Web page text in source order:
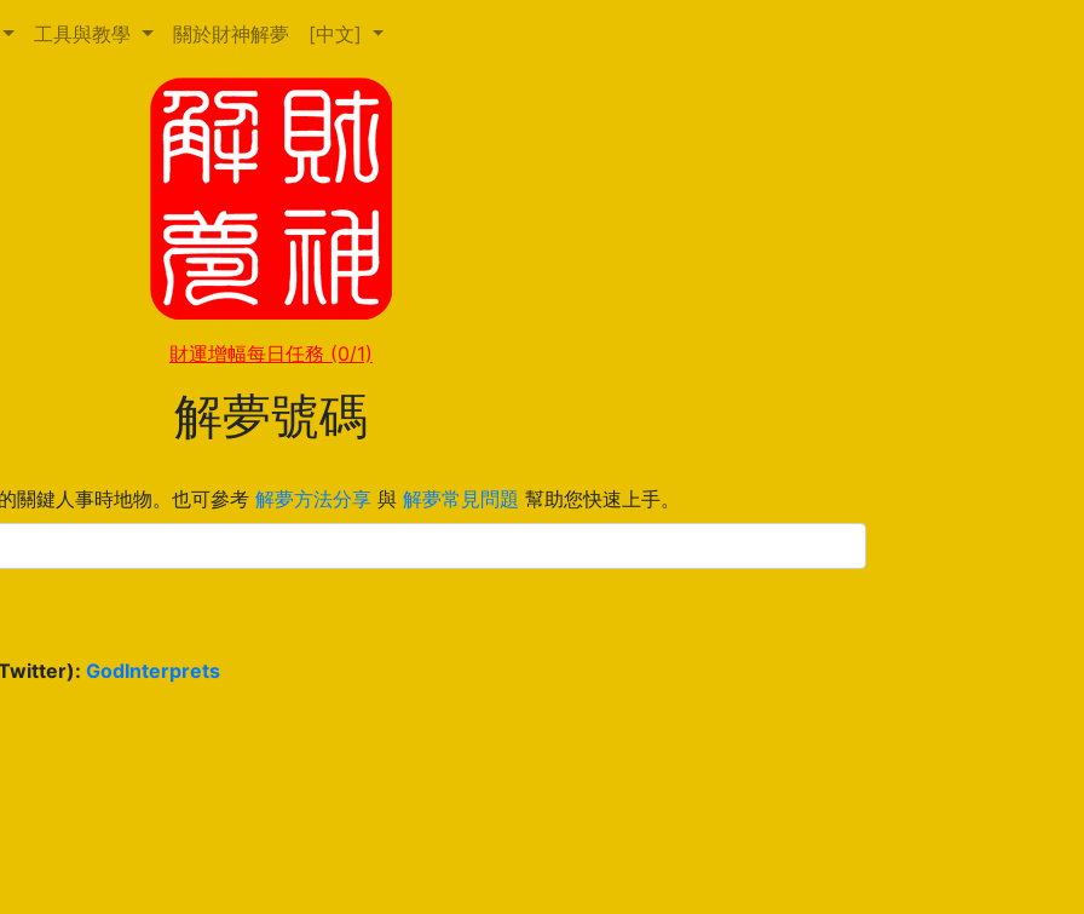
工具與教學 關於財神解夢 [中文]
財運增幅每日任務 (0/1)
解夢號碼
關鍵人事時地物。也可參考 解夢方法分享 與 解夢常見問題 幫助您快速上手。
GodInterprets